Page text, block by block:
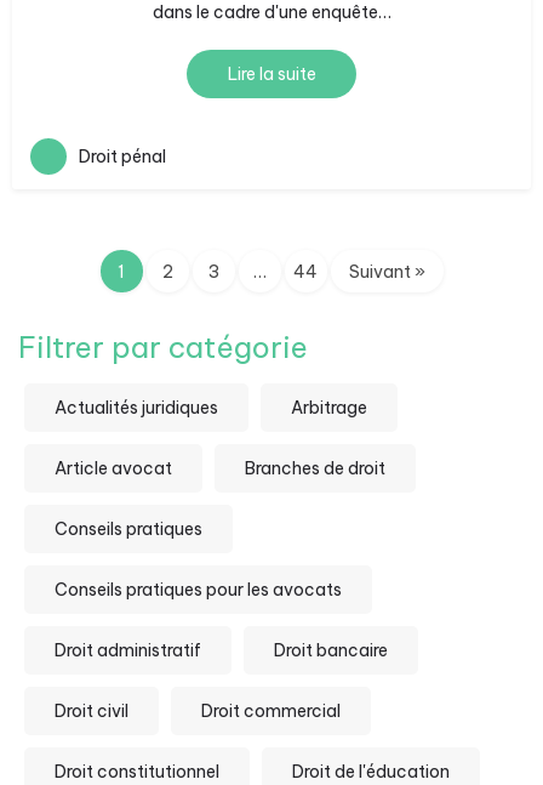
dans le cadre d'une enquête…
Lire la suite
Droit pénal
1 2 3 … 44 Suivant »
Filtrer par catégorie
Actualités juridiques Arbitrage
Article avocat Branches de droit
Conseils pratiques
Conseils pratiques pour les avocats
Droit administratif Droit bancaire
Droit civil Droit commercial
Droit constitutionnel Droit de l'éducation